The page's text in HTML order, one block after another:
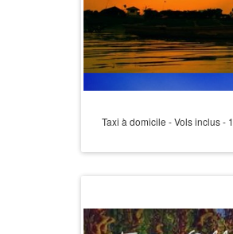
Taxi à domicile - Vols inclus -